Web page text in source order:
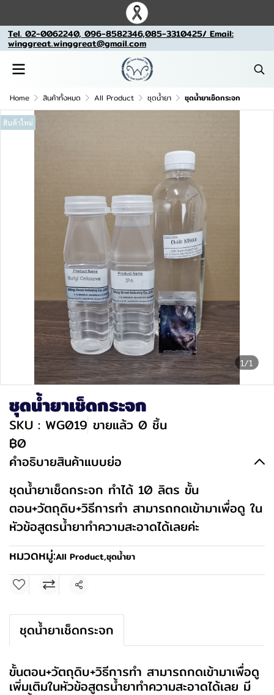
Tel. 02-0062240, 096-8582346,085-3310425/ Email:
winggreat.winggreat@gmail.com
Home สินค้าทั้งหมด All Product ชุดน้ำยา ชุดน้ำยาเช็ดกระจก
1/1
สินค้าใหม่
ชุดน้ำยาเช็ดกระจก
SKU : WG019 ขายแล้ว 0 ชิ้น
฿0
คำอธิบายสินค้าแบบย่อ
ชุดน้ำยาเช็ดกระจก ทำได้ 10 ลิตร ขั้น
ตอน+วัตถุดิบ+วิธีการทำ สามารถกดเข้ามาเพื่อดู ใน
หัวข้อสูตรน้ำยาทำความสะอาดได้เลยค่ะ
หมวดหมู่:All Product,ชุดน้ำยา
แชร์
ชุดน้ำยาเช็ดกระจก
ขั้นตอน+วัตถุดิบ+วิธีการทำ สามารถกดเข้ามาเพื่อดู
เพิ่มเติมในหัวข้อสูตรน้ำยาทำความสะอาดได้เลย มี